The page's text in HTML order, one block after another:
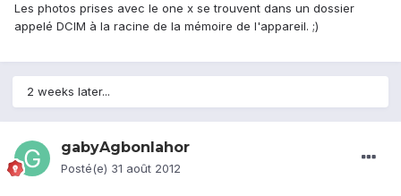
Les photos prises avec le one x se trouvent dans un dossier
appelé DCIM à la racine de la mémoire de l'appareil. ;)
2 weeks later...
gabyAgbonlahor
Posté(e) 31 août 2012